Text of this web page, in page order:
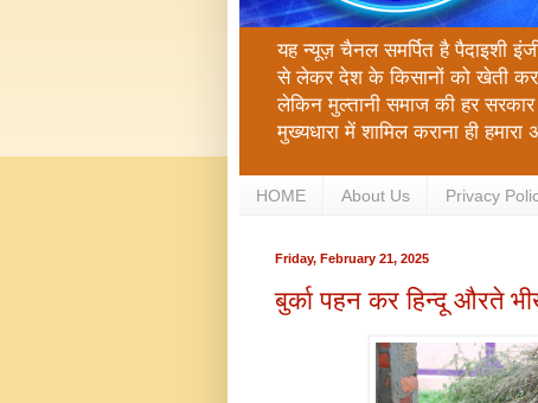
यह न्यूज़ चैनल समर्पित है पैदाइशी
से लेकर देश के किसानों को खेती
लेकिन मुल्तानी समाज की हर
मुख्यधारा में शामिल कराना ही
HOME About Us Privacy
Friday, February 21, 2025
बुर्का पहन कर हिन्दू औरते